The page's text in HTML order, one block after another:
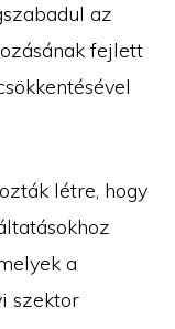
az
fejlett
létre, hogy
a
szektor